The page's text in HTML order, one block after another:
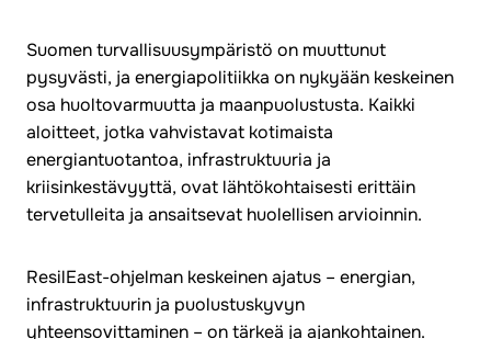
Suomen turvallisuusympäristö on muuttunut
pysyvästi, ja energiapolitiikka on nykyään keskeinen
osa huoltovarmuutta ja maanpuolustusta. Kaikki
aloitteet, jotka vahvistavat kotimaista
energiantuotantoa, infrastruktuuria ja
kriisinkestävyyttä, ovat lähtökohtaisesti erittäin
tervetulleita ja ansaitsevat huolellisen arvioinnin.
ResilEast-ohjelman keskeinen ajatus – energian,
infrastruktuurin ja puolustuskyvyn
yhteensovittaminen – on tärkeä ja ajankohtainen.